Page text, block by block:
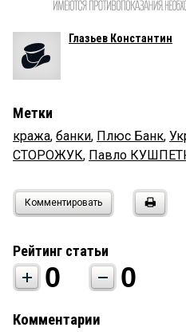
Глазьев Константин
Метки
кража, банки, Плюс Банк,
СТОРОЖУК, Павло
Комментировать
Рейтинг статьи
0 0
Комментарии